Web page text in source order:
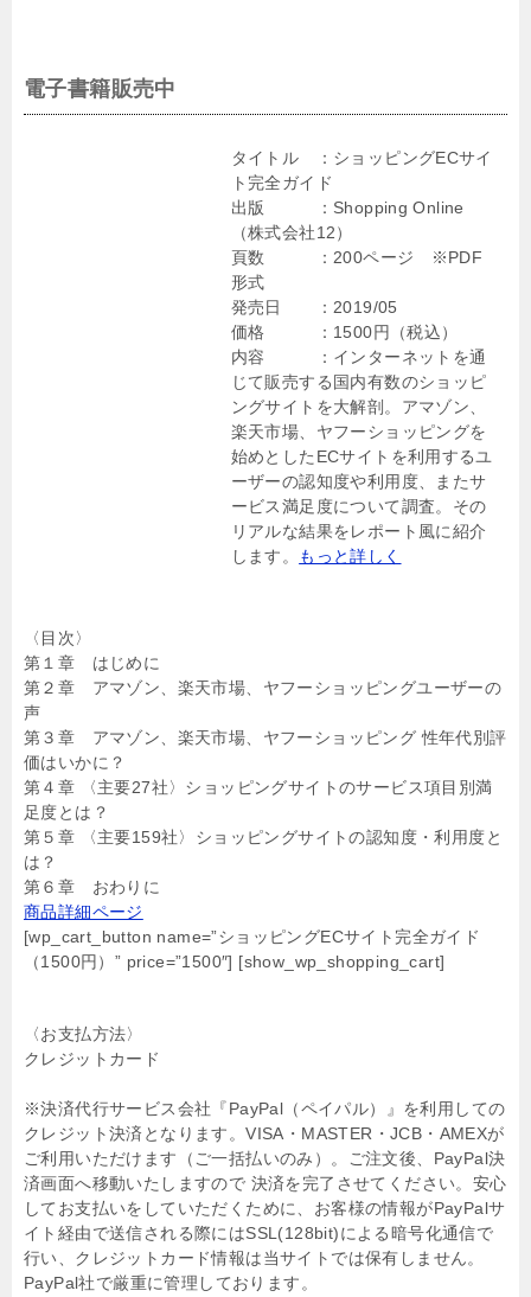
電子書籍販売中
タイトル ：ショッピングECサイ
ト完全ガイド
出版 ：Shopping Online
（株式会社12）
頁数 ：200ページ ※PDF
形式
発売日 ：2019/05
価格 ：1500円（税込）
内容 ：インターネットを通
じて販売する国内有数のショッピ
ングサイトを大解剖。アマゾン、
楽天市場、ヤフーショッピングを
始めとしたECサイトを利用するユ
ーザーの認知度や利用度、またサ
ービス満足度について調査。その
リアルな結果をレポート風に紹介
します。
もっと詳しく
〈目次〉
第１章 はじめに
第２章 アマゾン、楽天市場、ヤフーショッピングユーザーの
声
第３章 アマゾン、楽天市場、ヤフーショッピング 性年代別評
価はいかに？
第４章 〈主要27社〉ショッピングサイトのサービス項目別満
足度とは？
第５章 〈主要159社〉ショッピングサイトの認知度・利用度と
は？
第６章 おわりに
商品詳細ページ
[wp_cart_button name=”ショッピングECサイト完全ガイド
（1500円）” price=”1500″] [show_wp_shopping_cart]
〈お支払方法〉
クレジットカード
※決済代行サービス会社『PayPal（ペイパル）』を利用しての
クレジット決済となります。VISA・MASTER・JCB・AMEXが
ご利用いただけます（ご一括払いのみ）。ご注文後、PayPal決
済画面へ移動いたしますので 決済を完了させてください。安心
してお支払いをしていただくために、お客様の情報がPayPalサ
イト経由で送信される際にはSSL(128bit)による暗号化通信で
行い、クレジットカード情報は当サイトでは保有しません。
PayPal社で厳重に管理しております。